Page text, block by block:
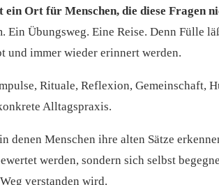
ein Ort für Menschen, die diese Fragen
Ein Übungsweg. Eine Reise. Denn Fülle
und immer wieder erinnert werden.
Rituale, Reflexion, Gemeinschaft,
Alltagspraxis.
denen Menschen ihre alten Sätze
werden, sondern sich selbst
verstanden wird.